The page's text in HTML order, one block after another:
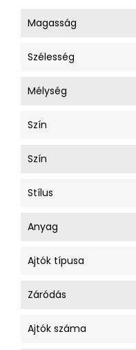
Magasság
Szélesség
Mélység
Szín
Szín
Stílus
Anyag
Ajtók típusa
Záródás
Ajtók száma